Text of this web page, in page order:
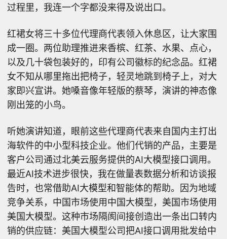
过程里，我连一个字都没来得及说出口。
红裙女将三十多位代理商代表领入休息区，让大家围
成一圈。两位助理推进来香槟、红茶、水果、点心，
以及几十袋包装好的，印有公司徽标的纪念品。红裙
女不知从哪里拖出把椅子，轻灵地跳到椅子上，对大
家即兴宣讲。她嗓音像年轻版的蔡琴，演讲的神态像
刚出笼的小鸟。
听她演讲知道，眼前这些代理商代表来自国内主打出
海软件的中小型科技企业。他们代销的产品，主要是
客户公司通过北美云服务提供的AI大模型接口调用。
最近AI技术进步很快，我在做量表数据分析和访谈报
告时，也常借助AI大模型和智能体的帮助。因为地域
竞争关系，中国市场使用中国大模型，美国市场使用
美国大模型。这种市场隔阂间接创造出一条出口转内
销的供应链：美国大模型公司把AI接口调用批发给中